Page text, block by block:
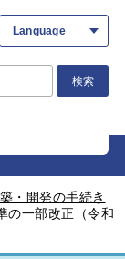
Language
検索
・開発の手続き
の一部改正（令和